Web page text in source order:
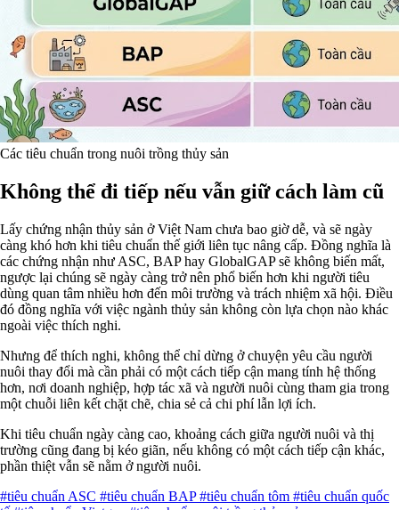
Các tiêu chuẩn trong nuôi trồng thủy sản
Không thể đi tiếp nếu vẫn giữ cách làm cũ
Lấy chứng nhận thủy sản ở Việt Nam chưa bao giờ dễ, và sẽ ngày
càng khó hơn khi tiêu chuẩn thế giới liên tục nâng cấp. Đồng nghĩa là
các chứng nhận như ASC, BAP hay GlobalGAP sẽ không biến mất,
ngược lại chúng sẽ ngày càng trở nên phổ biến hơn khi người tiêu
dùng quan tâm nhiều hơn đến môi trường và trách nhiệm xã hội. Điều
đó đồng nghĩa với việc ngành thủy sản không còn lựa chọn nào khác
ngoài việc thích nghi.
Nhưng để thích nghi, không thể chỉ dừng ở chuyện yêu cầu người
nuôi thay đổi mà cần phải có một cách tiếp cận mang tính hệ thống
hơn, nơi doanh nghiệp, hợp tác xã và người nuôi cùng tham gia trong
một chuỗi liên kết chặt chẽ, chia sẻ cả chi phí lẫn lợi ích.
Khi tiêu chuẩn ngày càng cao, khoảng cách giữa người nuôi và thị
trường cũng đang bị kéo giãn, nếu không có một cách tiếp cận khác,
phần thiệt vẫn sẽ nằm ở người nuôi.
#tiêu chuẩn ASC #tiêu chuẩn BAP#tiêu chuẩn tôm #tiêu chuẩn quốc